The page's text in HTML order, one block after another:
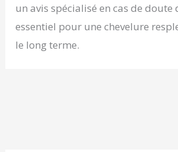
un avis spécialisé en cas de doute
essentiel pour une chevelure
le long terme.